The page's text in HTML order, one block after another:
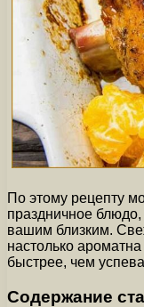
По этому рецепту
праздничное
вашим близким.
настолько ароматна
быстрее, чем
Содержание